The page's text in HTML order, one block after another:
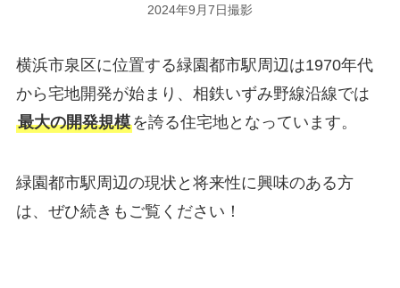
2024年9月7日撮影
横浜市泉区に位置する緑園都市駅周辺は1970年代
から宅地開発が始まり、相鉄いずみ野線沿線では
最大の開発規模を誇る住宅地となっています。
緑園都市駅周辺の現状と将来性に興味のある方
は、ぜひ続きもご覧ください！